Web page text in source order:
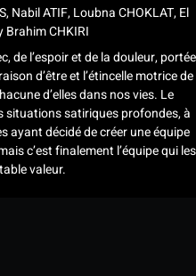
Nabil ATIF, Loubna CHOKLAT, El
Brahim CHKIRI
de l’espoir et de la douleur, portée
d’être et l’étincelle motrice de
d’elles dans nos vies. Le
situations satiriques profondes, à
ayant décidé de créer une équipe
c’est finalement l’équipe qui les
valeur.